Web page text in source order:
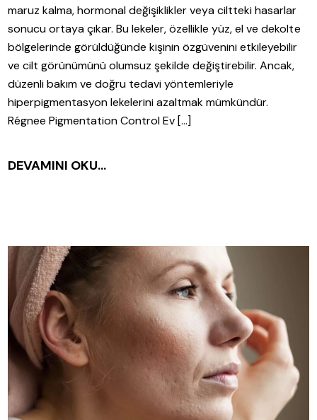
maruz kalma, hormonal değişiklikler veya ciltteki hasarlar
sonucu ortaya çıkar. Bu lekeler, özellikle yüz, el ve dekolte
bölgelerinde görüldüğünde kişinin özgüvenini etkileyebilir
ve cilt görünümünü olumsuz şekilde değiştirebilir. Ancak,
düzenli bakım ve doğru tedavi yöntemleriyle
hiperpigmentasyon lekelerini azaltmak mümkündür.
Régnee Pigmentation Control Ev […]
DEVAMINI OKU...